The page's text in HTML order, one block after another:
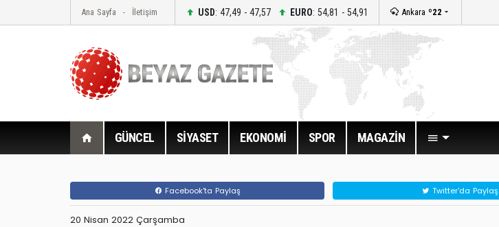
Ana Sayfa İletişim USD: 47,49 - 47,57 EURO: 54,81 - 54,91 Ankara º22
GÜNCEL SİYASET EKONOMİ SPOR MAGAZİN
Facebook'ta Paylaş Twitter'da Paylaş
20 Nisan 2022 Çarşamba